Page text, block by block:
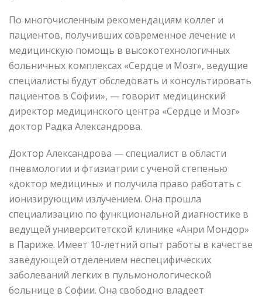
По многочисленным рекомендациям коллег и
пациентов, получивших современное лечение и
медицинскую помощь в высокотехнологичных
больничных комплексах «Сердце и Mозг», ведущие
специалисты будут обследовать и консультировать
пациентов в Софии», — говорит медицинский
директор медицинского центра «Сердце и Mозг»
доктор Радка Александрова.
Доктор Александрова — специалист в области
пневмологии и фтизиатрии с ученой степенью
«доктор медицины» и получила право работать с
ионизирующим излучением. Она прошла
специализацию по функциональной диагностике в
ведущей университетской клинике «Анри Мондор»
в Париже. Имеет 10-летний опыт работы в качестве
заведующей отделением неспецифических
заболеваний легких в пульмонологической
больнице в Софии. Она свободно владеет